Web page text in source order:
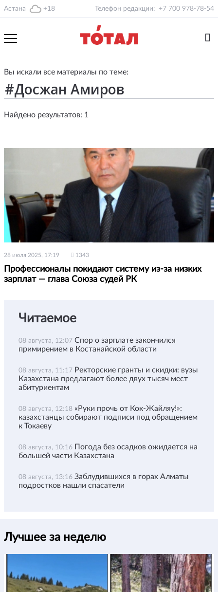
Астана +18 Телефон редакции: +7 700 978-78-54
Вы искали все материалы по теме:
Найдено результатов: 1
28 июля 2025, 17:19 1343
Профессионалы покидают систему из-за низких
зарплат — глава Союза судей РК
Читаемое
08 августа, 12:07 Спор о зарплате закончился
примирением в Костанайской области
08 августа, 11:17 Ректорские гранты и скидки: вузы
Казахстана предлагают более двух тысяч мест
абитуриентам
08 августа, 12:18 «Руки прочь от Кок-Жайляу!»:
казахстанцы собирают подписи под обращением
к Токаеву
08 августа, 10:16 Погода без осадков ожидается на
большей части Казахстана
08 августа, 13:16 Заблудившихся в горах Алматы
подростков нашли спасатели
Лучшее за неделю